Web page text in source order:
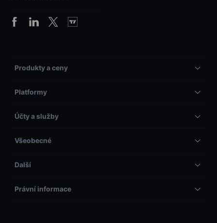
Produkty a ceny
Platformy
Účty a služby
Všeobecné
Další
Právní informace